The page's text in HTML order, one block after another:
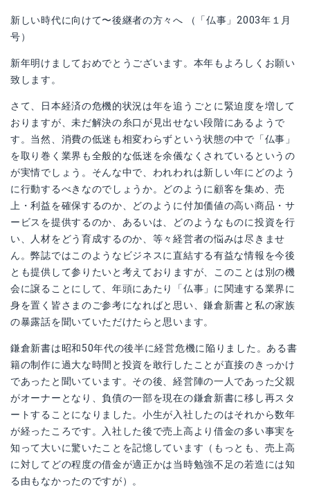
新しい時代に向けて〜後継者の方々へ （「仏事」2003年１月
号）
新年明けましておめでとうございます。本年もよろしくお願い
致します。
さて、日本経済の危機的状況は年を追うごとに緊迫度を増して
おりますが、未だ解決の糸口が見出せない段階にあるようで
す。当然、消費の低迷も相変わらずという状態の中で「仏事」
を取り巻く業界も全般的な低迷を余儀なくされているというの
が実情でしょう。そんな中で、われわれは新しい年にどのよう
に行動するべきなのでしょうか。どのように顧客を集め、売
上・利益を確保するのか、どのように付加価値の高い商品・サ
ービスを提供するのか、あるいは、どのようなものに投資を行
い、人材をどう育成するのか、等々経営者の悩みは尽きませ
ん。弊誌ではこのようなビジネスに直結する有益な情報を今後
とも提供して参りたいと考えておりますが、このことは別の機
会に譲ることにして、年頭にあたり「仏事」に関連する業界に
身を置く皆さまのご参考になればと思い、鎌倉新書と私の家族
の暴露話を聞いていただけたらと思います。
鎌倉新書は昭和50年代の後半に経営危機に陥りました。ある書
籍の制作に過大な時間と投資を敢行したことが直接のきっかけ
であったと聞いています。その後、経営陣の一人であった父親
がオーナーとなり、負債の一部を現在の鎌倉新書に移し再スタ
ートすることになりました。小生が入社したのはそれから数年
が経ったころです。入社した後で売上高より借金の多い事実を
知って大いに驚いたことを記憶しています（もっとも、売上高
に対してどの程度の借金が適正かは当時勉強不足の若造には知
る由もなかったのですが）。